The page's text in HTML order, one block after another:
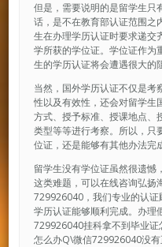
但是，需要说明的是留学生只
话，是不在教育部认证范围之
生在办理学历认证时要求递交
学所获的学位证。学位证作为
生的学历认证将会遭遇很大的
当然，国外学历认证不仅是考
性以及有效性，还会对留学生
方式、授予标准、授课地点、
类型等等进行考察。所以，只
位证，还是能够有其他办法完
留学生没有学位证虽然很遗憾
这类难题，可以在线咨询弘
729926040，我们专业的认
学历认证能够顺利完成。办理
729926040挂科拿不到毕业
怎么办Q\微信729926040没